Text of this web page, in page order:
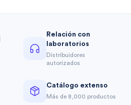
Relación con
laboratorios
Distribuidores
autorizados
Catálogo extenso
Más de 8,000 productos